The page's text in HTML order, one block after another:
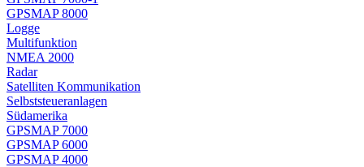
GPSMAP 8000
Logge
Multifunktion
NMEA 2000
Radar
Satelliten Kommunikation
Selbststeueranlagen
Südamerika
GPSMAP 7000
GPSMAP 6000
GPSMAP 4000